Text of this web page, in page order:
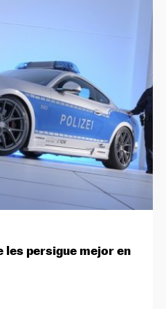
les persigue mejor en